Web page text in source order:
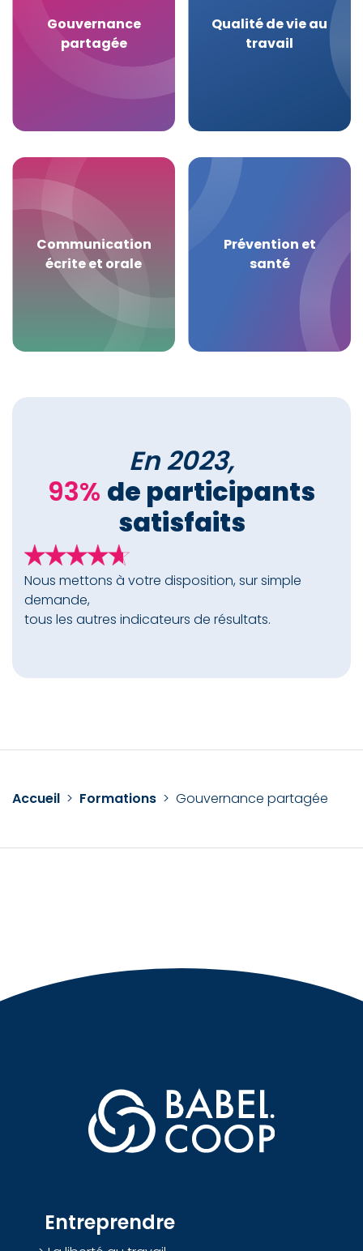
Gouvernance
partagée
Qualité de vie au
travail
Communication
écrite et orale
Prévention et
santé
En 2023,
93% de participants
satisfaits
Nous mettons à votre disposition, sur simple
demande,
tous les autres indicateurs de résultats.
Accueil > Formations > Gouvernance partagée
Entreprendre